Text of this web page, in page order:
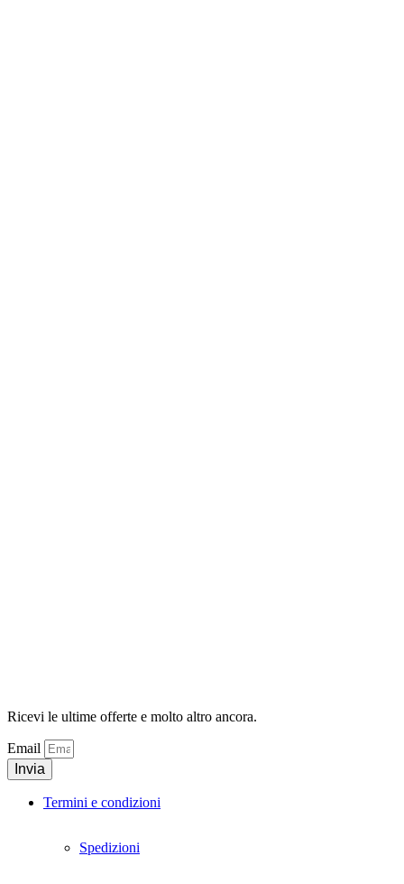
Ricevi le ultime offerte e molto altro ancora.
Email
Invia
Termini e condizioni
Spedizioni